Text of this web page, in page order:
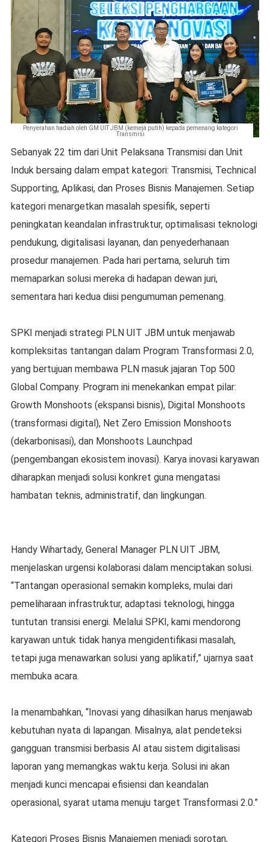
Penyerahan hadiah oleh GM UIT JBM (kemeja putih) kepada pemenang kategori
Transmisi
Sebanyak 22 tim dari Unit Pelaksana Transmisi dan Unit
Induk bersaing dalam empat kategori: Transmisi, Technical
Supporting, Aplikasi, dan Proses Bisnis Manajemen. Setiap
kategori menargetkan masalah spesifik, seperti
peningkatan keandalan infrastruktur, optimalisasi teknologi
pendukung, digitalisasi layanan, dan penyederhanaan
prosedur manajemen. Pada hari pertama, seluruh tim
memaparkan solusi mereka di hadapan dewan juri,
sementara hari kedua diisi pengumuman pemenang.
SPKI menjadi strategi PLN UIT JBM untuk menjawab
kompleksitas tantangan dalam Program Transformasi 2.0,
yang bertujuan membawa PLN masuk jajaran Top 500
Global Company. Program ini menekankan empat pilar:
Growth Monshoots (ekspansi bisnis), Digital Monshoots
(transformasi digital), Net Zero Emission Monshoots
(dekarbonisasi), dan Monshoots Launchpad
(pengembangan ekosistem inovasi). Karya inovasi karyawan
diharapkan menjadi solusi konkret guna mengatasi
hambatan teknis, administratif, dan lingkungan.
Handy Wihartady, General Manager PLN UIT JBM,
menjelaskan urgensi kolaborasi dalam menciptakan solusi.
“Tantangan operasional semakin kompleks, mulai dari
pemeliharaan infrastruktur, adaptasi teknologi, hingga
tuntutan transisi energi. Melalui SPKI, kami mendorong
karyawan untuk tidak hanya mengidentifikasi masalah,
tetapi juga menawarkan solusi yang aplikatif,” ujarnya saat
membuka acara.
Ia menambahkan, “Inovasi yang dihasilkan harus menjawab
kebutuhan nyata di lapangan. Misalnya, alat pendeteksi
gangguan transmisi berbasis AI atau sistem digitalisasi
laporan yang memangkas waktu kerja. Solusi ini akan
menjadi kunci mencapai efisiensi dan keandalan
operasional, syarat utama menuju target Transformasi 2.0.”
Kategori Proses Bisnis Manajemen menjadi sorotan,